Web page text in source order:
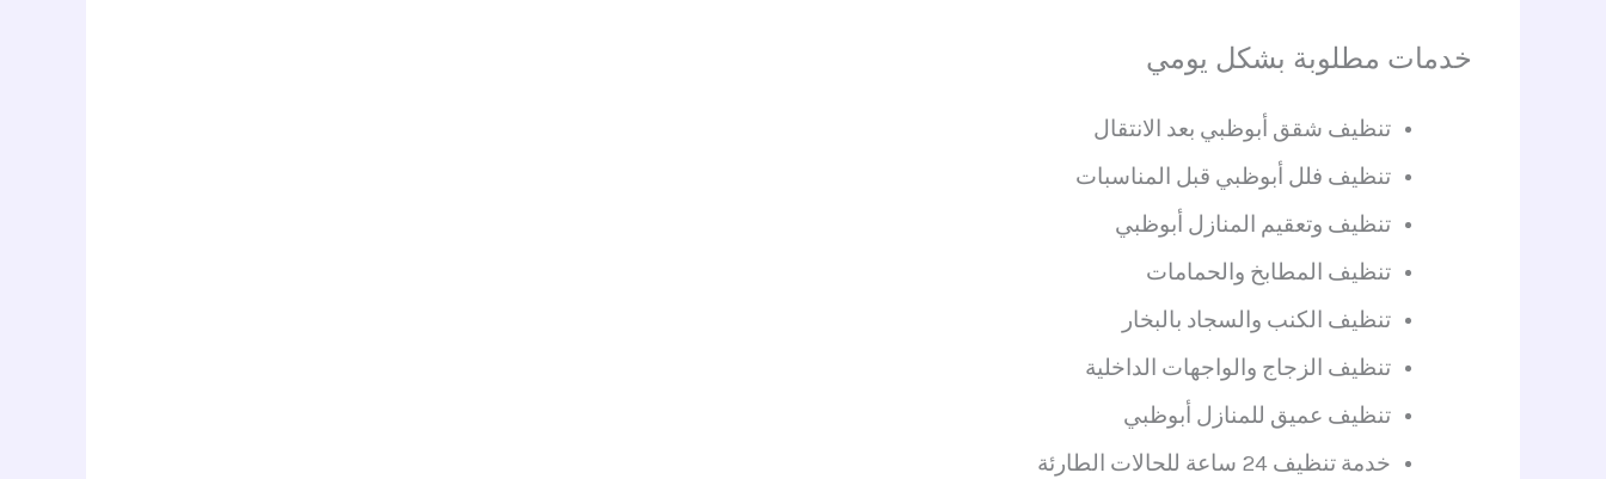
خدمات مطلوبة بشكل يومي
تنظيف شقق أبوظبي بعد الانتقال
تنظيف فلل أبوظبي قبل المناسبات
تنظيف وتعقيم المنازل أبوظبي
تنظيف المطابخ والحمامات
تنظيف الكنب والسجاد بالبخار
تنظيف الزجاج والواجهات الداخلية
تنظيف عميق للمنازل أبوظبي
خدمة تنظيف 24 ساعة للحالات الطارئة